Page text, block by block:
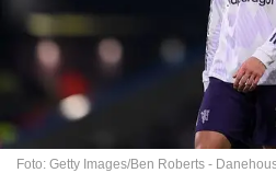
Foto: Getty Images/Ben Roberts -